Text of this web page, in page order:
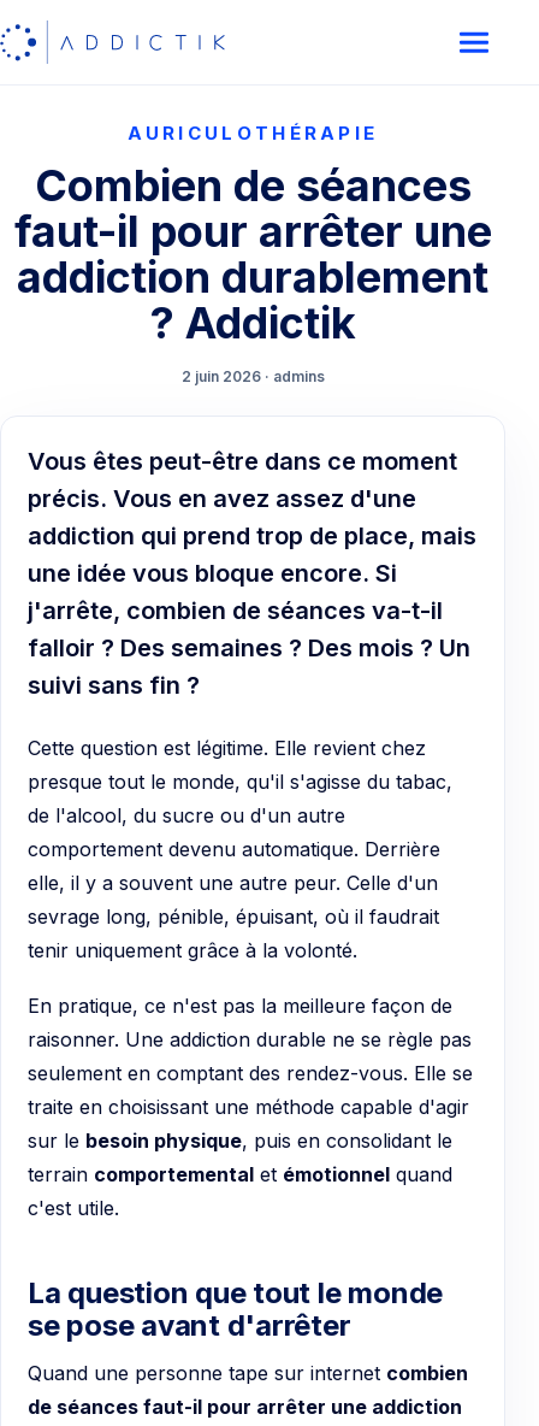
AURICULOTHÉRAPIE
Combien de séances
faut-il pour arrêter une
addiction durablement
? Addictik
2 juin 2026 · admins
Vous êtes peut-être dans ce moment
précis. Vous en avez assez d'une
addiction qui prend trop de place, mais
une idée vous bloque encore. Si
j'arrête, combien de séances va-t-il
falloir ? Des semaines ? Des mois ? Un
suivi sans fin ?
Cette question est légitime. Elle revient chez
presque tout le monde, qu'il s'agisse du tabac,
de l'alcool, du sucre ou d'un autre
comportement devenu automatique. Derrière
elle, il y a souvent une autre peur. Celle d'un
sevrage long, pénible, épuisant, où il faudrait
tenir uniquement grâce à la volonté.
En pratique, ce n'est pas la meilleure façon de
raisonner. Une addiction durable ne se règle pas
seulement en comptant des rendez-vous. Elle se
traite en choisissant une méthode capable d'agir
sur le besoin physique, puis en consolidant le
terrain comportemental et émotionnel quand
c'est utile.
La question que tout le monde
se pose avant d'arrêter
Quand une personne tape sur internet combien
de séances faut-il pour arrêter une addiction